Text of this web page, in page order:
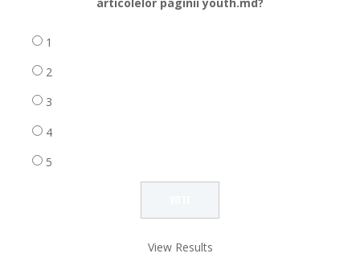
1
2
3
4
5
View Results